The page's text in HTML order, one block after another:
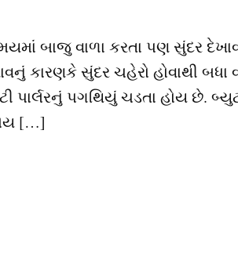
બાજુ વાળા કરતા પણ સુંદર
સુંદર ચહેરો હોવાથી બધા
પગથિયું ચડતા હોય છે.
[…]